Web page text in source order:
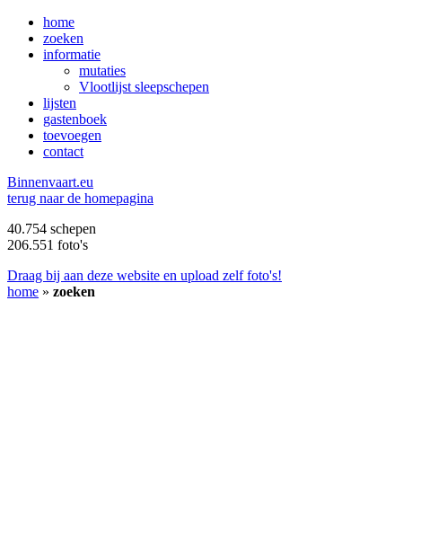
home
zoeken
informatie
mutaties
Vlootlijst sleepschepen
lijsten
gastenboek
toevoegen
contact
Binnenvaart.eu
terug naar de homepagina
40.754 schepen
206.551 foto's
Draag bij aan deze website en upload zelf foto's!
home » zoeken